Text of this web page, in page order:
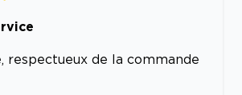
respectueux de la commande